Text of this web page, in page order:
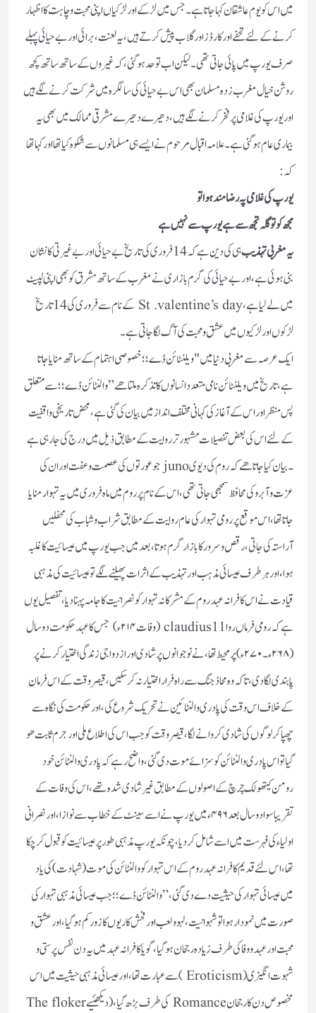
میں اس کو یوم عاشقان کہا جاتا ہے ۔ جس میں لڑکے اور لڑکیاں اپنی محبت و چاہت کا اظہار
کرنے کے لئے تحفے اور کارڈز اور گلاب پیش کرتے ہیں،یہ لعنت، برائی اور بے حیائی پہلے
صرف یورپ میں پائی جاتی تھی ۔ لیکن اب تو حد ہوگئی، کہ غیروں کے ساتھ ساتھ کچھ
روشن خیال مغرب زدہ مسلمان بھی اس بے حیائی کی سالگرہ میں شرکت کرنے لگے ہیں
اور یورپ کی غلامی پر فخر کرنے لگے ہیں، دھیرے دھیرے مشرقی ممالک میں بھی یہ
بیماری عام ہوگئی ہے ۔ علامہ اقبال مرحوم نے ایسے ہی مسلمانوں سے شکوہ کیا تھا اور کہا تھا
کہ :
یورپ کی غلامی پہ رضا مند ہوا تو
مجھ کو تو گلہ تجھ سے ہے یورپ سے نہیں ہے
یہ مغربی تہذیب
ہی کی دین ہے کہ 14 فروری کی تاریخ بے حیائی اور بے غیرتی کا نشان
بنی ہوئی ہے ، اور بے حیائی کی گرم بازاری نے مغرب کے ساتھ مشرق کو بھی اپنی لپیٹ
میں لے لیا ہے، St .valentine’s day کے نام سے فروری کی 14تاریخ
لڑکوں اور لڑکیوں میں عشق و محبت کی آگ لگا جاتی ہے ۔
ایک عرصہ سے مغربی دنیا میں "ویلنٹائن ڈے؛؛ خصوصی اہتمام کے ساتھ منایا جاتا
ہے، تاریخ میں ویلنٹائن نامی متعدد انسانوں کا تذکرہ ملتا ھے”والنٹائن ڈے؛؛ سے متعلق
پس منظر اور اس کے آغاز کی کہانی مختلف انداز میں بیان کی گئی ہے، محض تاریخی واقفیت
کے لئے اس کی بعض تفصیلات مشہور تر روایت کے مطابق ذیل میں درج کی جا رہی ہے
۔بیان کیا جاتا ھے کہ روم کی دیوی juno جو عورتوں کی عصمت و عفت اور ان کی
عزت و آبرو کی محافظ سمجھی جاتی تھی، اس کے نام پر روم میں ماہ فروری میں یہ تہوار منایا
جاتا تھا،اس موقع پر رومی تہوار کی عام روایت کے مطابق شراب و شباب کی محفلیں
آراستہ کی جاتی،رقص و سرور کا بازار گرم ہوتا ،بعد میں جب یورپ میں عیسائیت کا غلبہ
ہوا ،اور ہر طرف عیسائی مذہب اور تہذیب کے اثرات پھیلنے لگے تو عیسائیت کی مذہبی
قیادت نے اس کافرانہ عہد روم کے مشرکانہ تہوار کو نصرانیت کا جامہ پہنا دیا،تفصیل یوں
ہے کہ رومی فرماں روا 11 claudius (وفات ۲۱۴ ء) جس کا عہد حکومت دو سال
(۲۶۸ء۔۲۷۰ء)پر محیط تھا، نے نوجوانوں پر شادی اور ازدواجی زندگی اختیار کرنے پر
پابندی لگا دی،تاکہ وہ محاذ جنگ سے راہ فرار اختیار نہ کر سکیں، قیصر وقت کے اس فرمان
کے خلاف اس وقت کی پادری والنٹائین نے تحریک شروع کی ، اور حکومت کی نگاہ سے
چھپا کر لوگوں کی شادی کروانے لگا، قیصر وقت کو جب اس کی اطلاع ملی اور جرم ثابت ھو
گیا تو اس پادری والنٹائن کو سزائے موت دی گئی، واضح رہے کہ پادری والنٹائن خود
رومن کیتھولک چرچ کے اصولوں کے مطابق غیر شادی شدہ تھے، اس کی وفات کے
تقریبا سوا دو سال بعد ۴۹۶ء میں یورپ نے اسے سینٹ کے خطاب سے نوازا، اور نصرانی
اولیاء کی فہرست میں اسے شامل کر دیا، چونکہ یورپ مذہبی طور پر عیسائیت کو قبول کر چکا
تھا ،اس لئے قدیم کافرانہ عہد روم کے اس تہوار کو والنٹائن کی موت (شہادت ) کی یاد
میں عیسائی تہوار کی حیثیت دے دی گئی،” والنٹائن ڈے ؛؛ جب عیسائی مذہبی تہوار کی
صورت میں نمودار ہوا تو شہوانیت، لہو و لعب اور فحش کاریوں کا زور کم ہو گیا،اور عشق و
محبت اور عہد و وفا کی طرف زیادہ رجحان ہو گیا، گویا کافرانہ عہد میں یہ دن نفس پرستی و
شہوت انگیزی (Eroticism )سے عبارت تھا، اور عیسائی مذہبی حیثیت میں اس
مخصوص دن کا رجحان Romance کی طرف بڑھ گیا، (دیکھئیے The floker